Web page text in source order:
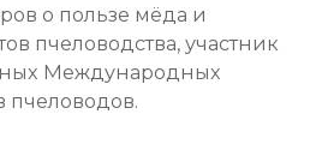
о пользе мёда и
пчеловодства, участник
Международных
пчеловодов.